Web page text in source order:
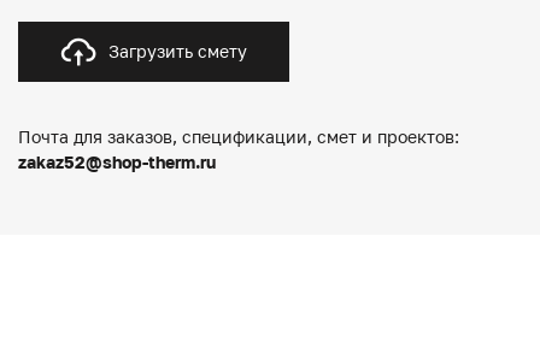
Загрузить смету
Почта для заказов, спецификации, смет и проектов:
zakaz52@shop-therm.ru